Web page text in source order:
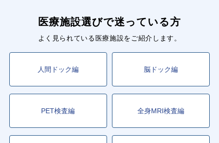
医療施設選びで迷っている方
よく見られている医療施設をご紹介します。
人間ドック編 脳ドック編
PET検査編 全身MRI検査編